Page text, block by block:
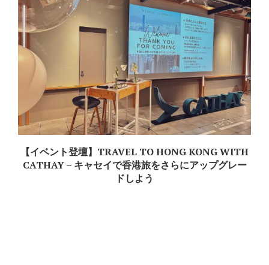
【イベント登壇】TRAVEL TO HONG KONG WITH
CATHAY – キャセイで香港旅をさらにアップグレー
ドしよう